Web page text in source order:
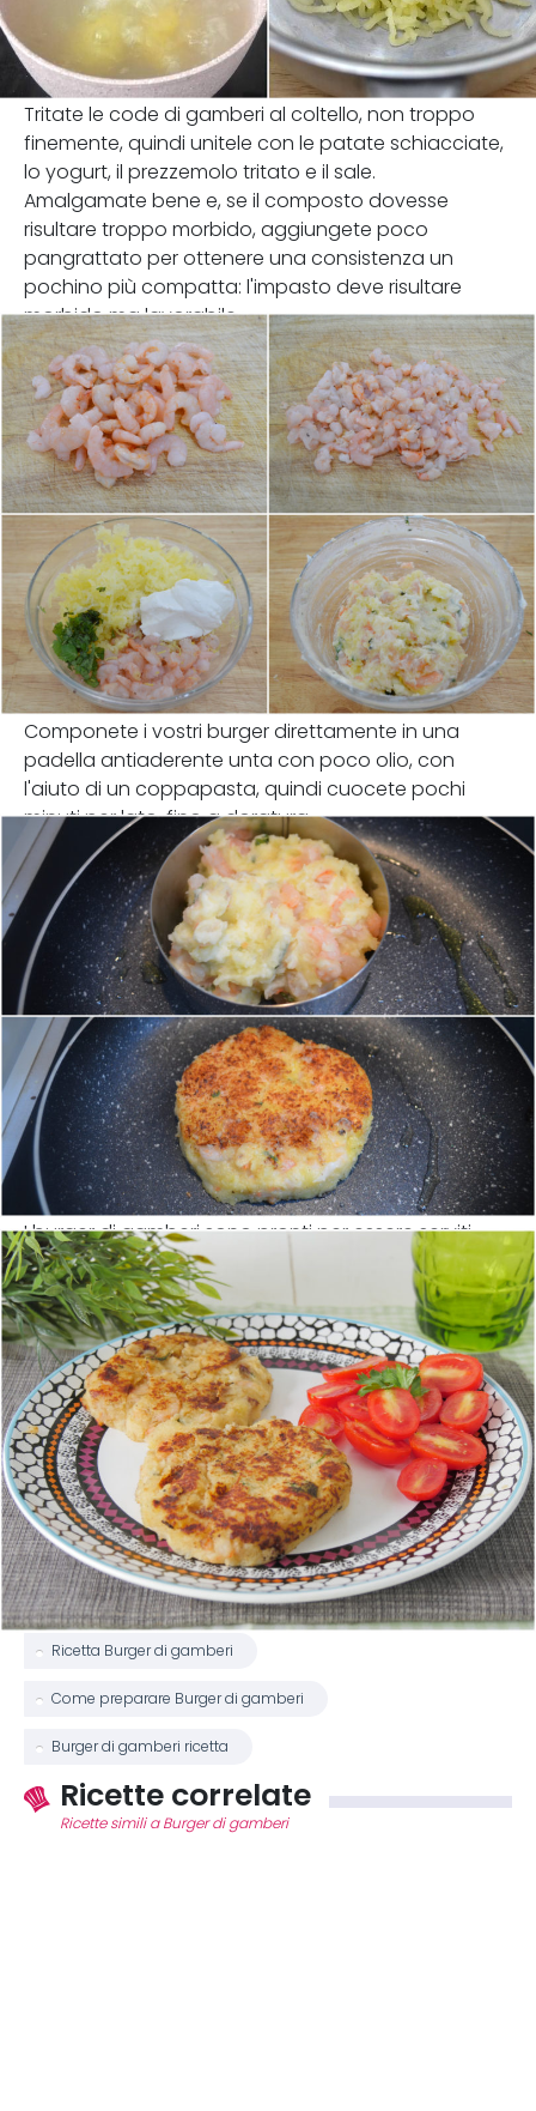
Tritate le code di gamberi al coltello, non troppo
finemente, quindi unitele con le patate schiacciate,
lo yogurt, il prezzemolo tritato e il sale.
Amalgamate bene e, se il composto dovesse
risultare troppo morbido, aggiungete poco
pangrattato per ottenere una consistenza un
pochino più compatta: l'impasto deve risultare
morbido ma lavorabile.
Componete i vostri burger direttamente in una
padella antiaderente unta con poco olio, con
l'aiuto di un coppapasta, quindi cuocete pochi
minuti per lato, fino a doratura.
I burger di gamberi sono pronti per essere serviti.
Ricetta Burger di gamberi
Come preparare Burger di gamberi
Burger di gamberi ricetta
Ricette correlate
Ricette simili a Burger di gamberi